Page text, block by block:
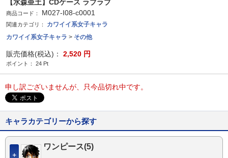
【水森亜土】CDケース ラブラブ
商品コード： M027-I08-c0001
関連カテゴリ：
カワイイ系女子キャラ
カワイイ系女子キャラ > その他
販売価格(税込)： 2,520 円
ポイント： 24 Pt
申し訳ございませんが、只今品切れ中です。
キャラカテゴリーから探す
＋
ワンピース(5)